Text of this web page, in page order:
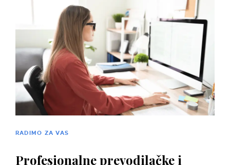
RADIMO ZA VAS
Profesionalne prevodilačke i